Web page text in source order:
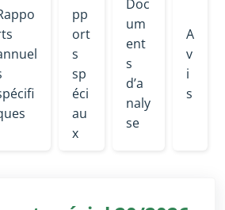
pp
ort
s
sp
éci
au
x
Doc
um
ent
s
d’a
naly
se
A
v
i
s